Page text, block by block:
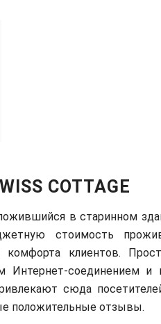
COTTAGE
в старинном
стоимость
клиентов.
Интернет-соединением и
сюда
положительные отзывы.